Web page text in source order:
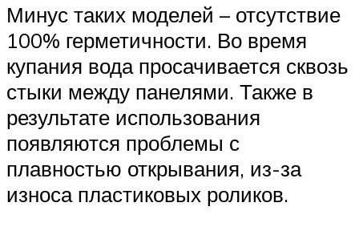
Минус таких моделей – отсутствие
100% герметичности. Во время
купания вода просачивается сквозь
стыки между панелями. Также в
результате использования
появляются проблемы с
плавностью открывания, из-за
износа пластиковых роликов.